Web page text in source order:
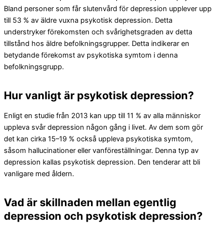
Bland personer som får slutenvård för depression upplever upp
till 53 % av äldre vuxna psykotisk depression. Detta
understryker förekomsten och svårighetsgraden av detta
tillstånd hos äldre befolkningsgrupper. Detta indikerar en
betydande förekomst av psykotiska symtom i denna
befolkningsgrupp.
Hur vanligt är psykotisk depression?
Enligt en studie från 2013 kan upp till 11 % av alla människor
uppleva svår depression någon gång i livet. Av dem som gör
det kan cirka 15–19 % också uppleva psykotiska symtom,
såsom hallucinationer eller vanföreställningar. Denna typ av
depression kallas psykotisk depression. Den tenderar att bli
vanligare med åldern.
Vad är skillnaden mellan egentlig
depression och psykotisk depression?